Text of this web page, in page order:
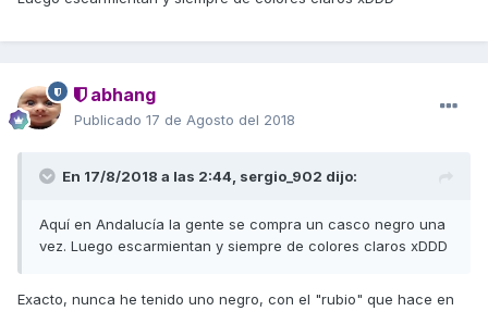
abhang
Publicado 17 de Agosto del 2018
En 17/8/2018 a las 2:44, sergio_902 dijo:
Aquí en Andalucía la gente se compra un casco negro una
vez. Luego escarmientan y siempre de colores claros xDDD
Exacto, nunca he tenido uno negro, con el "rubio" que hace en